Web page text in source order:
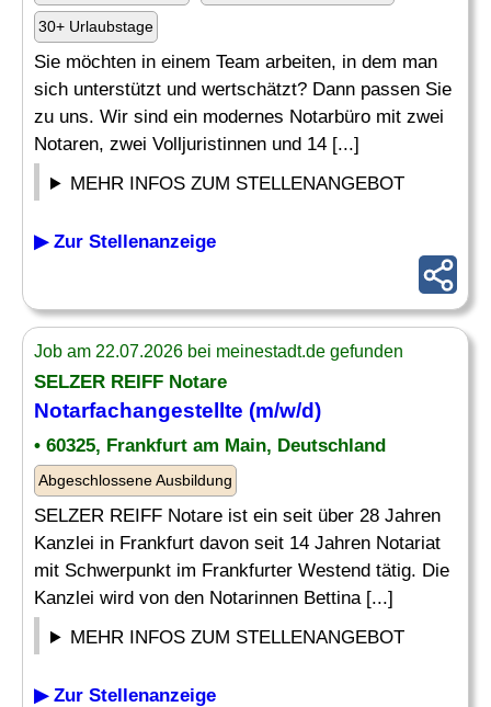
30+ Urlaubstage
Sie möchten in einem Team arbeiten, in dem man
sich unterstützt und wertschätzt? Dann passen Sie
zu uns. Wir sind ein modernes Notarbüro mit zwei
Notaren, zwei Volljuristinnen und 14 [...]
MEHR INFOS ZUM STELLENANGEBOT
▶ Zur Stellenanzeige
Job am 22.07.2026 bei meinestadt.de gefunden
SELZER REIFF Notare
Notarfachangestellte (m/w/d)
• 60325, Frankfurt am Main, Deutschland
Abgeschlossene Ausbildung
SELZER REIFF Notare ist ein seit über 28 Jahren
Kanzlei in Frankfurt davon seit 14 Jahren Notariat
mit Schwerpunkt im Frankfurter Westend tätig. Die
Kanzlei wird von den Notarinnen Bettina [...]
MEHR INFOS ZUM STELLENANGEBOT
▶ Zur Stellenanzeige